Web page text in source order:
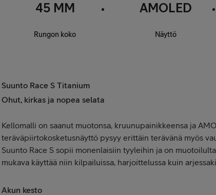
45 MM
Rungon koko
AMOLED
Näyttö
Suunto Race S Titanium
Ohut, kirkas ja nopea selata
Kellomalli on saanut muotonsa, kruunupainikkeensa ja
teräväpiirtokosketusnäyttö pysyy erittäin terävänä myös
Suunto Race S sopii monenlaisiin tyyleihin ja on
mukava käyttää niin kilpailuissa, harjoittelussa kuin
Akun kesto